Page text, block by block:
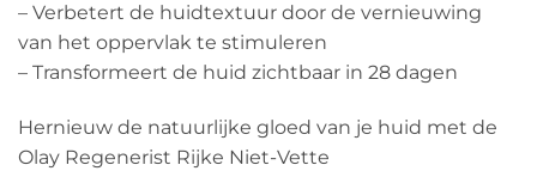
– Verbetert de huidtextuur door de vernieuwing
van het oppervlak te stimuleren
– Transformeert de huid zichtbaar in 28 dagen
Hernieuw de natuurlijke gloed van je huid met de
Olay Regenerist Rijke Niet-Vette